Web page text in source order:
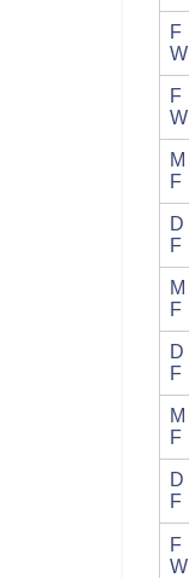
F
W
F
W
M
F
D
F
M
F
D
F
M
F
D
F
F
W